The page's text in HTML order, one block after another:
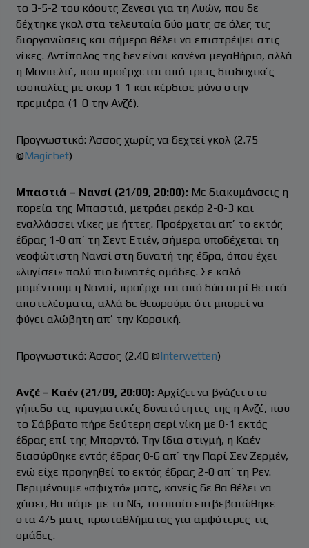
το 3-5-2 του κόουτς Ζενεσι για τη Λυών, που δε
δέχτηκε γκολ στα τελευταία δύο ματς σε όλες τις
διοργανώσεις και σήμερα θέλει να επιστρέψει στις
νίκες. Αντίπαλος της δεν είναι κανένα μεγαθήριο, αλλά
η Μονπελιέ, που προέρχεται από τρεις διαδοχικές
ισοπαλίες με σκορ 1-1 και κέρδισε μόνο στην
πρεμιέρα (1-0 την Ανζέ).
Προγνωστικό: Άσσος χωρίς να δεχτεί γκολ (2.75
@Magicbet)
Μπαστιά – Νανσί (21/09, 20:00):Με διακυμάνσεις η
πορεία της Μπαστιά, μετράει ρεκόρ 2-0-3 και
εναλλάσσει νίκες με ήττες. Προέρχεται απ’ το εκτός
έδρας 1-0 απ’ τη Σεντ Ετιέν, σήμερα υποδέχεται τη
νεοφώτιστη Νανσί στη δυνατή της έδρα, όπου έχει
«λυγίσει» πολύ πιο δυνατές ομάδες. Σε καλό
μομέντουμ η Νανσί, προέρχεται από δύο σερί θετικά
αποτελέσματα, αλλά δε θεωρούμε ότι μπορεί να
φύγει αλώβητη απ’ την Κορσική.
Προγνωστικό: Άσσος (2.40 @Interwetten)
Ανζέ – Καέν (21/09, 20:00):Αρχίζει να βγάζει στο
γήπεδο τις πραγματικές δυνατότητες της η Ανζέ, που
το Σάββατο πήρε δεύτερη σερί νίκη με 0-1 εκτός
έδρας επί της Μπορντό. Την ίδια στιγμή, η Καέν
διασύρθηκε εντός έδρας 0-6 απ’ την Παρί Σεν Ζερμέν,
ενώ είχε προηγηθεί το εκτός έδρας 2-0 απ’ τη Ρεν.
Περιμένουμε «σφιχτό» ματς, κανείς δε θα θέλει να
χάσει, θα πάμε με το NG, το οποίο επιβεβαιώθηκε
στα 4/5 ματς πρωταθλήματος για αμφότερες τις
ομάδες.